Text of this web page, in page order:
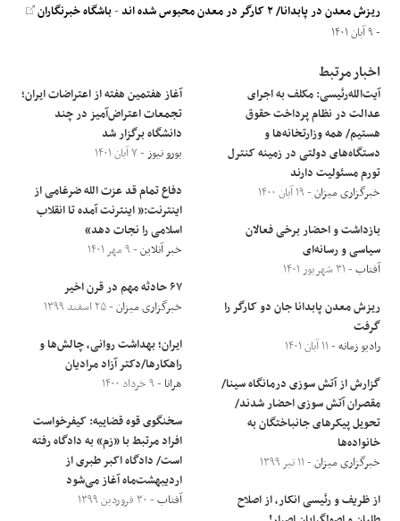
ریزش معدن در پابدانا/ ۲ کارگر در معدن محبوس شده اند
-باشگاه خبرنگاران
- ۹ آبان ۱۴۰۱
اخبار مرتبط
آیت‌الله‌رئیسی: مکلف به اجرای
عدالت در نظام پرداخت حقوق
هستیم/ همه وزارتخانه‌ها و
دستگاه‌های دولتی در زمینه کنترل
تورم مسئولیت دارند
خبرگزاری میزان- ۱۹ آبان ۱۴۰۰
بازداشت و احضار برخی فعالان
سیاسی و رسانه‌ای
آفتاب- ۳۱ شهریور ۱۴۰۱
ریزش معدن پابدانا جان دو کارگر را
گرفت
رادیو زمانه- ۱۱ آبان ۱۴۰۱
گزارش از آتش سوزی درمانگاه سینا/
مقصران آتش سوزی احضار شدند/
تحویل پیکرهای جانباختگان به
خانواده‌ها
خبرگزاری میزان- ۱۱ تیر ۱۳۹۹
از ظریف و رئیسی انکار، از اصلاح
آغاز هفتمین هفته از اعتراضات ایران؛
تجمعات اعتراض‌آمیز در چند
دانشگاه برگزار شد
یورو نیوز- ۷ آبان ۱۴۰۱
دفاع تمام قد عزت الله ضرغامی از
اینترنت:« اینترنت آمده تا انقلاب
اسلامی را نجات دهد»
خبر آنلاین- ۹ مهر ۱۴۰۱
۶۷ حادثه مهم در قرن اخیر
خبرگزاری میزان- ۲۵ اسفند ۱۳۹۹
ایران؛ بهداشت روانی، چالش‌ها و
راهکارها/دکتر آزاد مرادیان
هرانا - ۹ خرداد ۱۴۰۰
سخنگوی قوه قضاییه: کیفرخواست
افراد مرتبط با «زم» به دادگاه رفته
است/ دادگاه اکبر طبری از
اردیبهشت‌ماه آغاز می‌شود
آفتاب- ۳۰ فروردین ۱۳۹۹